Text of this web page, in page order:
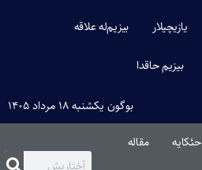
یازیچیلار بیزیم‌له علاقه
بیزیم حاقدا
بوگون یکشنبه ۱۸ مرداد ۱۴۰۵
حئکایه مقاله‌